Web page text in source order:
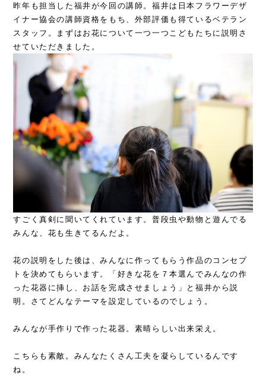
昨年も担当した福井が今回の講師。福井は日本フラワーデザ
イナー協会の講師資格をもち、外部評価も得ているベテラン
スタッフ。まずはお花について一つ一つこどもたちに説明さ
せていただきました。
すごく真剣に聞いてくれています。普段虫や動物と遊んでる
みんな、花も生きてるんだよ。
花の説明をした後は、みんなに作ってもらう作品のコンセプ
トを決めてもらいます。「好きな花を７本選んでみんなの作
った花器に挿し、お話を完成させましょう」と福井から説
明。さてどんなテーマを設定しているのでしょう。
みんなが手作りで作った花器。素晴らしい出来栄え。
こちらも素敵。みんなたくさん工夫を凝らしているんです
ね。